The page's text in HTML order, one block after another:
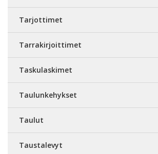
Tarjottimet
Tarrakirjoittimet
Taskulaskimet
Taulunkehykset
Taulut
Taustalevyt